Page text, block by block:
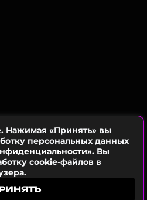
(запрещенная в России
Meta, признанной
Нажимая «Принять» вы
персональных данных
. Вы
cookie-файлов в